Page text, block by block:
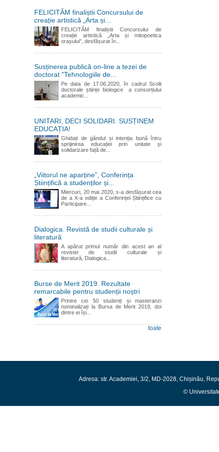
FELICITĂM finaliștii Concursului de
creație artistică „Arta și...
FELICITĂM finaliștii Concursului de
creație artistică „Arta și mitopoetica
orașului”, desfășurat în...
Susținerea publică on-line a tezei de
doctorat "Tehnologiile de...
Pe data de 17.06.2020, în cadrul Scolii
doctorale științe biologice a consorțiului
academic...
UNITARI, DECI SOLIDARI. SUSȚINEM
EDUCAȚIA!
Ghidați de gândul și intenția bună întru
sprijinirea educației prin unitate și
solidarizare față de...
„Viitorul ne aparține”, Conferința
Științifică a studenților și...
Miercuri, 20 mai 2020, s-a desfășurat cea
de a X-a ediție a Conferinței Științifice cu
Participare...
Dialogica. Revistă de studii culturale și
literatură
A apărut primul număr din acest an al
revistei de studii culturale și
literatură, Dialogica...
Burse de Merit 2019. Rezultate
remarcabile pentru studenții noștri
Printre cei 50 studenți și masteranzi
nominalizați la Bursa de Merit 2019, doi
dintre ei își...
toate
Adresa: str. Academiei, 3/2, MD-2028, Chișinău,
©